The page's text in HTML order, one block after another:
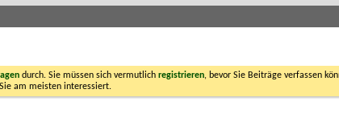
durch. Sie müssen sich vermutlich registrieren, bevor Sie Beiträge verfassen
am meisten interessiert.